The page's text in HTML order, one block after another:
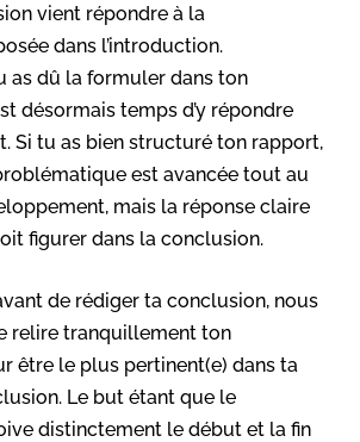
vient répondre à la
dans l’introduction.
as dû la formuler dans ton
désormais temps d’y répondre
Si tu as bien structuré ton rapport,
est avancée tout au
mais la réponse claire
figurer dans la conclusion.
de rédiger ta conclusion, nous
relire tranquillement ton
être le plus pertinent(e) dans ta
Le but étant que le
distinctement le début et la fin